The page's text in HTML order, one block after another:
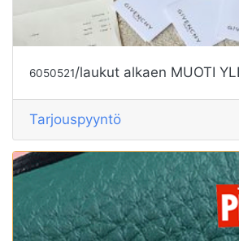
6050521/laukut alkaen MUOTI
Tarjouspyyntö